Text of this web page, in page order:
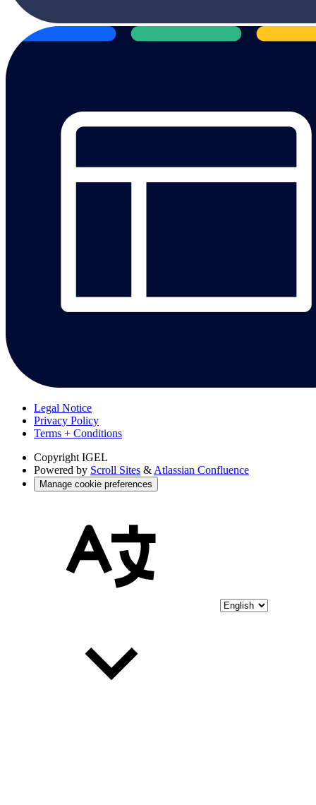
Legal Notice
Privacy Policy
Terms + Conditions
Copyright IGEL
Powered by Scroll Sites & Atlassian Confluence
Manage cookie preferences